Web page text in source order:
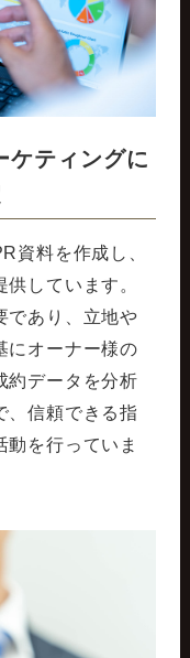
ケティングに
資料を作成し、
しています。
であり、立地や
にオーナー様の
約データを分析
、信頼できる指
を行っていま